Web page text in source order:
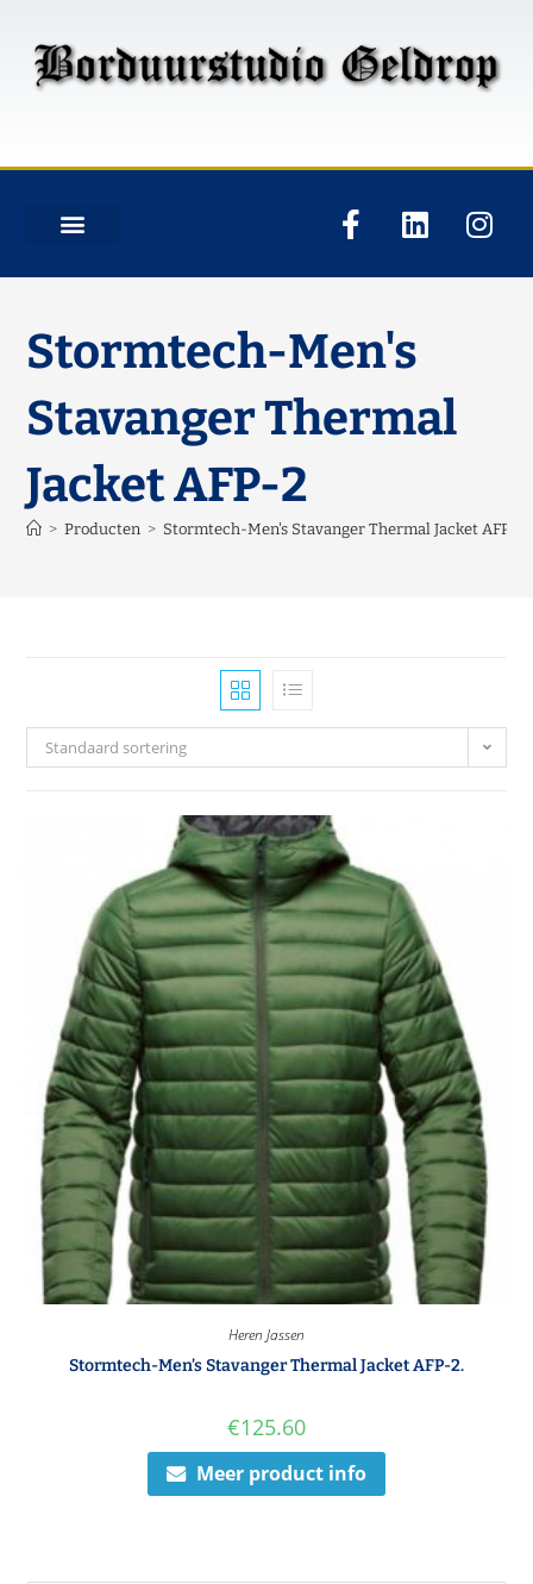
Stormtech-Men's
Stavanger Thermal
Jacket AFP-2
> Producten > Stormtech-Men's Stavanger Thermal Jacket AFP-2
Standaard sortering
Heren Jassen
Stormtech-Men’s Stavanger Thermal Jacket AFP-2.
€125.60
Meer product info